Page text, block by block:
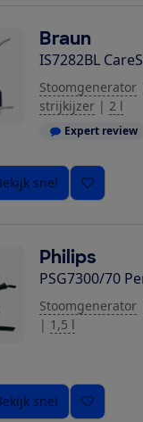
Braun
IS7282BL
Stoomgenerator
strijkijzer | 2 l
Expert review
snel
Philips
PSG7300/70
Stoomgenerator
| 1,5 l
snel